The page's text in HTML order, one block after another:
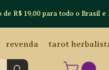
R$ 19,00 para todo o Brasil e
revenda tarot